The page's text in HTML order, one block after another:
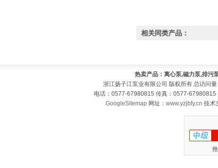
相关同类产品：
热卖产品：离心泵,磁力泵,排污
浙江扬子江泵业有限公司 版权所有 总访问
电话：0577-67980815 传真：0577-
GoogleSitemap 网址： www.yzjbfy.cn 技术